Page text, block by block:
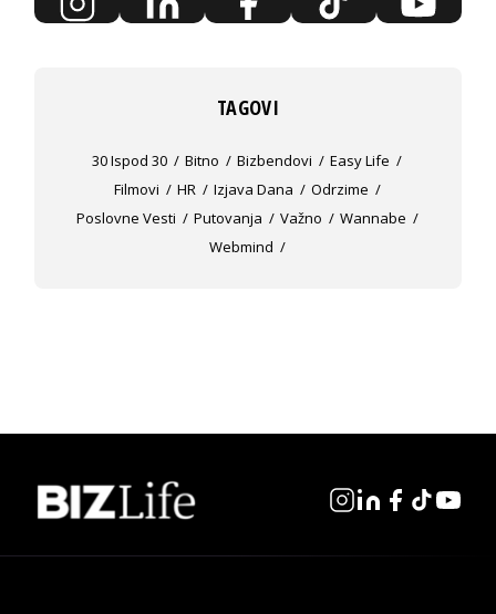
TAGOVI
30 Ispod 30 Bitno Bizbendovi
Easy Life
Filmovi
HR Izjava Dana
Odrzime
Poslovne Vesti
Putovanja Važno
Wannabe
Webmind